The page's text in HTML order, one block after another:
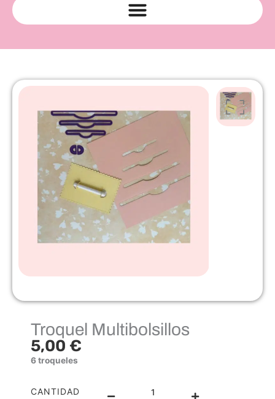
Troquel Multibolsillos
5,00 €
6 troqueles
CANTIDAD
Troquel